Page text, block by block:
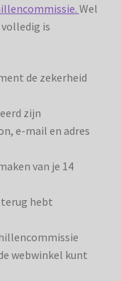
Wel
is
de zekerheid
zijn
e-mail en adres
van je 14
terug hebt
webwinkel kunt